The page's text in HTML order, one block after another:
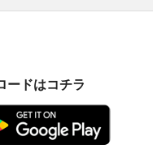
ードはコチラ